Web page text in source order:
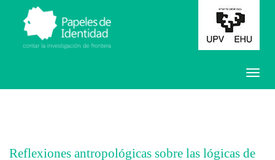
Reflexiones antropológicas sobre las lógicas de